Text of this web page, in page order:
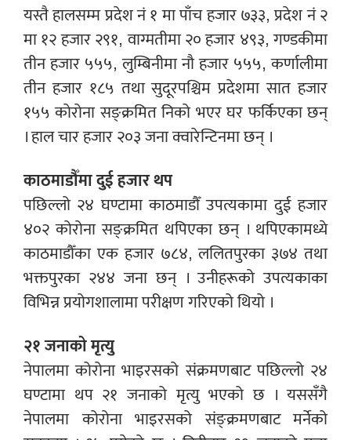
यस्तै हालसम्म प्रदेश नं १ मा पाँच हजार ७३३, प्रदेश नं २
मा १२ हजार २९१, वाग्मतीमा २० हजार ४९३, गण्डकीमा
तीन हजार ५५५, लुम्बिनीमा नौ हजार ५५५, कर्णालीमा
तीन हजार १८५ तथा सुदूरपश्चिम प्रदेशमा सात हजार
१५५ कोरोना सङ्क्रमित निको भएर घर फर्किएका छन्
। हाल चार हजार २०३ जना क्वारेन्टिनमा छन् ।
काठमाडौँमा दुई हजार थप
पछिल्लो २४ घण्टामा काठमाडौँ उपत्यकामा दुई हजार
४०२ कोरोना सङ्क्रमित थपिएका छन् । थपिएकामध्ये
काठमाडौँका एक हजार ७८४, ललितपुरका ३७४ तथा
भक्तपुरका २४४ जना छन् । उनीहरूको उपत्यकाका
विभिन्न प्रयोगशालामा परीक्षण गरिएको थियो ।
२१ जनाको मृत्यु
नेपालमा कोरोना भाइरसको संक्रमणबाट पछिल्लो २४
घण्टामा थप २१ जनाको मृत्यु भएको छ । यससँगै
नेपालमा कोरोना भाइरसको संङ्क्रमणबाट मर्नेको